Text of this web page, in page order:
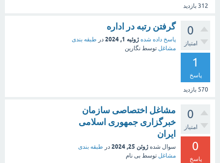
312 بازدید
0
امتیاز
1
پاسخ
570 بازدید
گرفتن رتبه در اداره
پاسخ داده شده ژوئیه 1, 2024 در طبقه بندی
مشاغل توسط نگارین
0
امتیاز
0
پاسخ
مشاغل اختصاصی سازمان
خبرگزاری جمهوری اسلامی
ایران
سوال شده ژوئن 25, 2024 در طبقه بندی
مشاغل توسط بی نام